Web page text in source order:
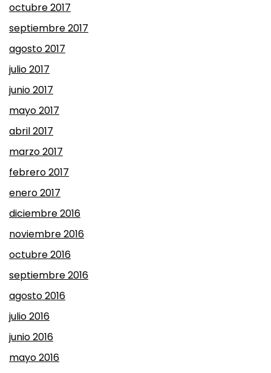
octubre 2017
septiembre 2017
agosto 2017
julio 2017
junio 2017
mayo 2017
abril 2017
marzo 2017
febrero 2017
enero 2017
diciembre 2016
noviembre 2016
octubre 2016
septiembre 2016
agosto 2016
julio 2016
junio 2016
mayo 2016